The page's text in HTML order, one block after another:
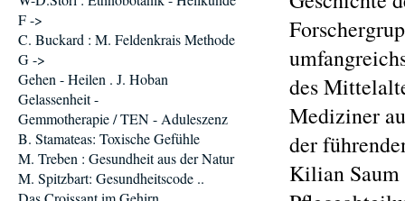
des
Mediziner
der
Kilian Saum
F ->
C. Buckard : M. Feldenkrais Methode
G ->
Gehen - Heilen . J. Hoban
Gelassenheit -
Gemmotherapie / TEN - Aduleszenz
B. Stamateas: Toxische Gefühle
M. Treben : Gesundheit aus der Natur
M. Spitzbart: Gesundheitscode ..